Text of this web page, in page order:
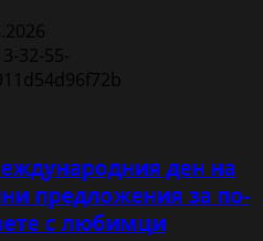
ден на
предложения за по-
с любимци